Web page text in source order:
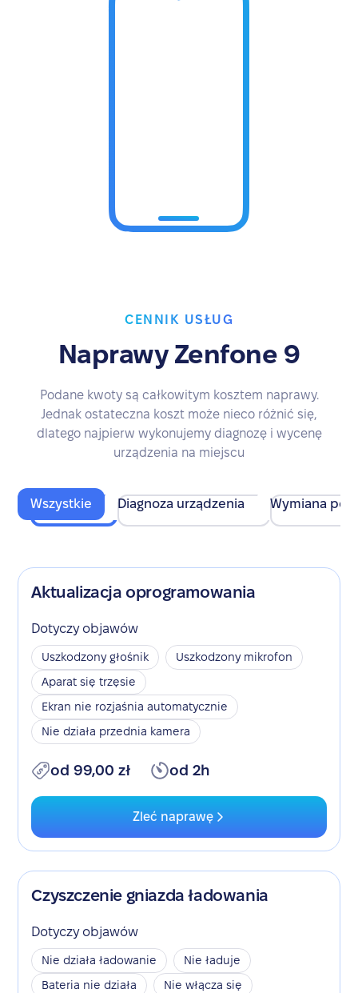
CENNIK USŁUG
Naprawy Zenfone 9
Podane kwoty są całkowitym kosztem naprawy.
Jednak ostateczna koszt może nieco różnić się,
dlatego najpierw wykonujemy diagnozę i wycenę
urządzenia na miejscu
Wszystkie Diagnoza urządzenia Wymiana
Aktualizacja oprogramowania
Dotyczy objawów
Uszkodzony głośnik
Uszkodzony mikrofon
Aparat się trzęsie
Ekran nie rozjaśnia automatycznie
Nie działa przednia kamera
od 99,00 zł od 2h
Zleć naprawę
Czyszczenie gniazda ładowania
Dotyczy objawów
Nie działa ładowanie
Nie ładuje
Bateria nie działa
Nie włącza się